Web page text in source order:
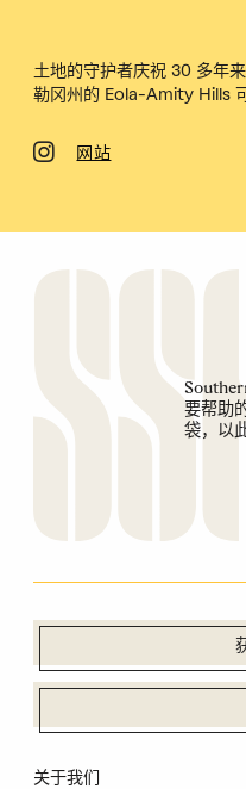
土地的守护者庆祝 30 多年
勒冈州的 Eola-Amity Hills
网站
要帮助
袋，以
关于我们